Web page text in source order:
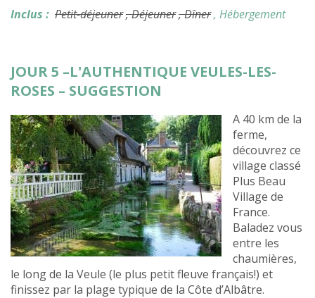
Inclus : Petit-déjeuner, Déjeuner, Dîner, Hébergement
JOUR 5 –L'AUTHENTIQUE VEULES-LES-
ROSES – SUGGESTION
A 40 km de la
ferme,
découvrez ce
village classé
Plus Beau
Village de
France.
Baladez vous
entre les
chaumières,
le long de la Veule (le plus petit fleuve français!) et
finissez par la plage typique de la Côte d’Albâtre.